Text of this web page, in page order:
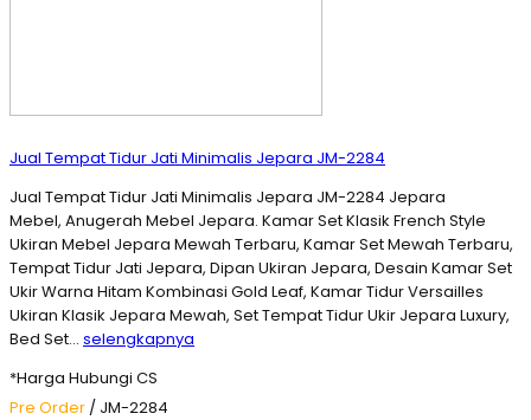
Jual Tempat Tidur Jati Minimalis Jepara JM-2284
Jual Tempat Tidur Jati Minimalis Jepara JM-2284 Jepara
Mebel, Anugerah Mebel Jepara. Kamar Set Klasik French Style
Ukiran Mebel Jepara Mewah Terbaru, Kamar Set Mewah Terbaru,
Tempat Tidur Jati Jepara, Dipan Ukiran Jepara, Desain Kamar Set
Ukir Warna Hitam Kombinasi Gold Leaf, Kamar Tidur Versailles
Ukiran Klasik Jepara Mewah, Set Tempat Tidur Ukir Jepara Luxury,
Bed Set… selengkapnya
*Harga Hubungi CS
Pre Order / JM-2284